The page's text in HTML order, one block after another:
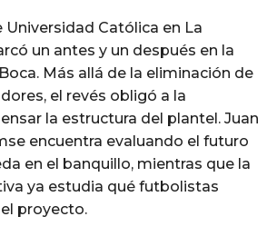
Universidad Católica en La
un antes y un después en la
Más allá de la eliminación de
el revés obligó a la
la estructura del plantel. Juan
encuentra evaluando el futuro
en el banquillo, mientras que la
ya estudia qué futbolistas
proyecto.